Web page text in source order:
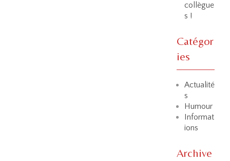
collègue
s !
Catégor
ies
Actualité
s
Humour
Informat
ions
Archive